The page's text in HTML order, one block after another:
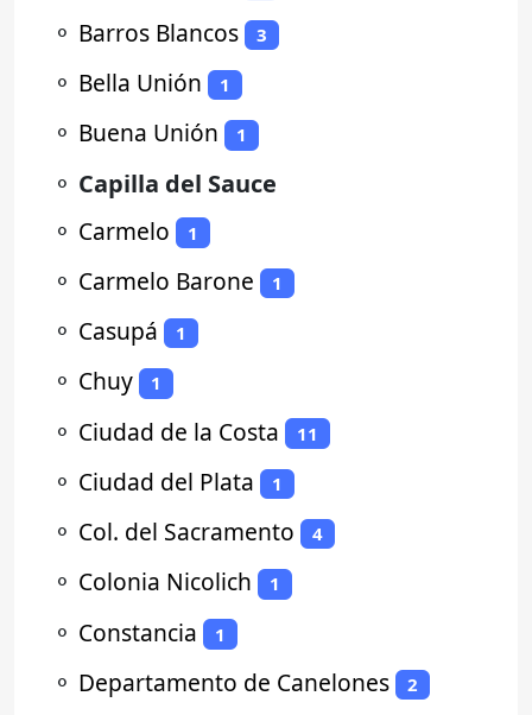
⚬ Barros Blancos 3
⚬ Bella Unión 1
⚬ Buena Unión 1
⚬ Capilla del Sauce
⚬ Carmelo 1
⚬ Carmelo Barone 1
⚬ Casupá 1
⚬ Chuy 1
⚬ Ciudad de la Costa 11
⚬ Ciudad del Plata 1
⚬ Col. del Sacramento 4
⚬ Colonia Nicolich 1
⚬ Constancia 1
⚬ Departamento de Canelones 2